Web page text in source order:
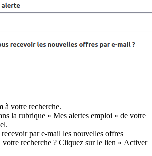
à votre recherche.
la rubrique « Mes alertes emploi » de votre
recevoir par e-mail les nouvelles offres
votre recherche ? Cliquez sur le lien « Activer